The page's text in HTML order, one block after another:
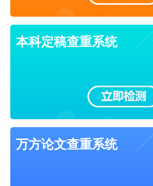
本科定稿查重系统
万方论文查重系统